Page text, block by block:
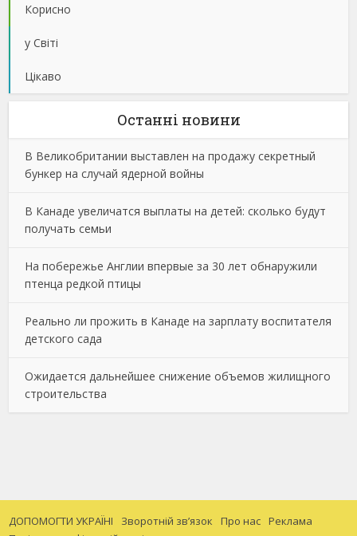
Корисно
у Світі
Цікаво
Останнi новини
В Великобритании выставлен на продажу секретный
бункер на случай ядерной войны
В Канаде увеличатся выплаты на детей: сколько будут
получать семьи
На побережье Англии впервые за 30 лет обнаружили
птенца редкой птицы
Реально ли прожить в Канаде на зарплату воспитателя
детского сада
Ожидается дальнейшее снижение объемов жилищного
строительства
ДОПОМОГТИ УКРАЇНІ Зворотній зв’язок Про нас Реклама